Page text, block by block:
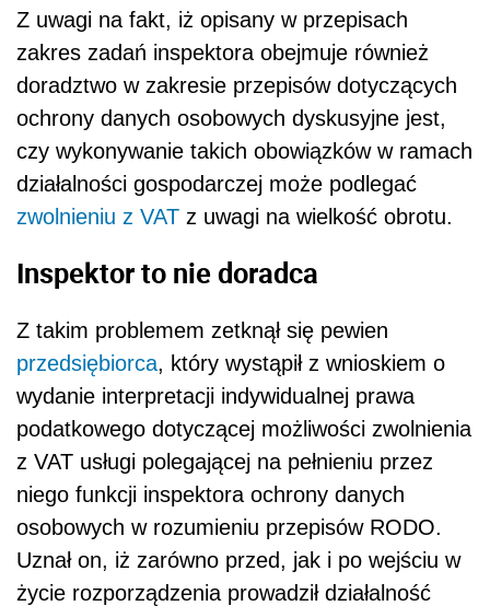
Z uwagi na fakt, iż opisany w przepisach
zakres zadań inspektora obejmuje również
doradztwo w zakresie przepisów dotyczących
ochrony danych osobowych dyskusyjne jest,
czy wykonywanie takich obowiązków w ramach
działalności gospodarczej może podlegać
zwolnieniu z VAT z uwagi na wielkość obrotu.
Inspektor to nie doradca
Z takim problemem zetknął się pewien
przedsiębiorca, który wystąpił z wnioskiem o
wydanie interpretacji indywidualnej prawa
podatkowego dotyczącej możliwości zwolnienia
z VAT usługi polegającej na pełnieniu przez
niego funkcji inspektora ochrony danych
osobowych w rozumieniu przepisów RODO.
Uznał on, iż zarówno przed, jak i po wejściu w
życie rozporządzenia prowadził działalność